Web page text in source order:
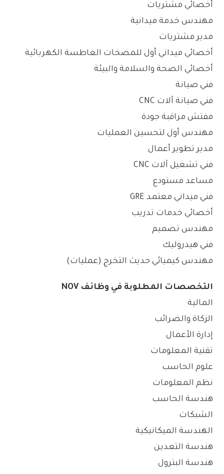
أخصائي مشتريات
مهندس خدمة ميدانية
مدير مشتريات
أخصائي ميداني أول للمضخات الغاطسة الكهربائية
أخصائي الصحة والسلامة والبيئة
فني صيانة
فني صيانة آلات CNC
مفتش مراقبة جودة
مهندس أول لتحسين العمليات
مدير تطوير أعمال
فني تشغيل آلات CNC
مساعد مستودع
فني ميداني معتمد GRE
أخصائي خدمات تدريب
مهندس تصميم
فني هيدروليك
مهندس كيميائي حديث التخرج (عمليات)
التخصصات المطلوبة في وظائف NOV
المالية
الزكاة والضرائب
إدارة الأعمال
تقنية المعلومات
علوم الحاسب
نظم المعلومات
هندسة الحاسب
الشبكات
الهندسة الميكانيكية
هندسة التعدين
هندسة البترول